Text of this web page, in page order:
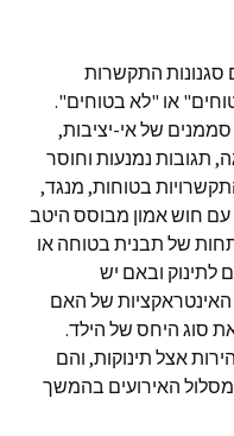
סגנונות התקשרות
או "לא בטוחים".
סממנים של אי-יציבות,
תגובות נמנעות וחוסר
בטוחות, מנגד,
עם חוש אמון מבוסס היטב
של תבנית בטוחה או
ובאם יש
האינטראקציות של האם
סוג היחס של הילד.
אצל תינוקות, והם
האירועים בהמשך